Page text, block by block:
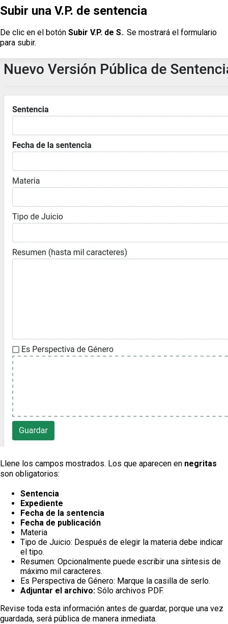
Subir una V.P. de sentencia
De clic en el botón Subir V.P. de S.. Se mostrará el formulario
para subir.
Llene los campos mostrados. Los que aparecen en negritas
son obligatorios:
Sentencia
Expediente
Fecha de la sentencia
Fecha de publicación
Materia
Tipo de Juicio: Después de elegir la materia debe indicar
el tipo.
Resumen: Opcionalmente puede escribir una síntesis de
máximo mil caracteres.
Es Perspectiva de Género: Marque la casilla de serlo.
Adjuntar el archivo: Sólo archivos PDF.
Revise toda esta información antes de guardar, porque una vez
guardada, será pública de manera inmediata.